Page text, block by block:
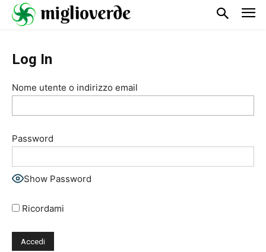
Log In
Nome utente o indirizzo email
Password
Show Password
Ricordami